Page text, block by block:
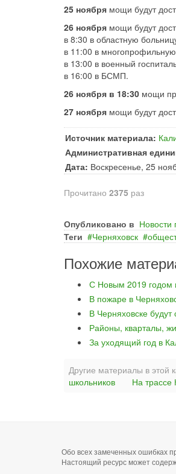
25 ноября мощи будут
26 ноября мощи будут
в 8:30 в областную
в 11:00 в
в 13:00 в военный
в 16:00 в БСМП.
26 ноября в 18:30 мощи
27 ноября мощи будут
Источник материала:
Административная
Дата: Воскресенье, 25
Прочитано 2375 раз
Опубликовано в Новости
Теги
Черняховск
Похожие
С Новым 2019 годом
В пожаре в
В Черняховске
Районы, кварталы,
За уходящий год в
Другие материалы в этой
школьников
На трассе
Обо всех замеченных ошибках
Настоящий ресурс может